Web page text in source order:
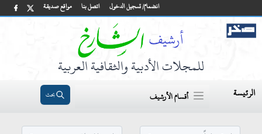
مواقع صديقة اتصل بنا انضمام/ تسجيل الدخول
للمجلات الأدبية والثقافية العربية
الرئيسة أقسام الأرشيف بحث